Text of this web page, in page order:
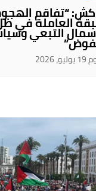
“تفاقم
العاملة في
التبعي
2026